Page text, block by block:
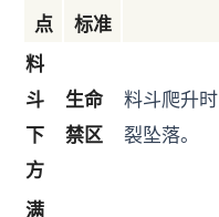
点
标准
料
斗
下
方
生命
禁区
料斗爬升
裂坠落。
满